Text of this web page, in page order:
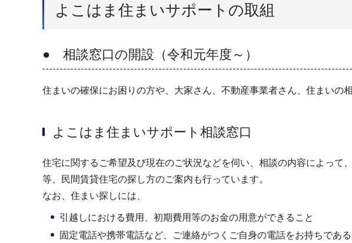
よこはま住まいサポートの取組
● 相談窓⼝の開設（令和元年度～）
住まいの確保にお困りの方や、大家さん、不動産事業者さん、住まいの
よこはま住まいサポート相談窓口
住宅に関するご希望及び現在のご状況などを伺い、相談の内容によっ
等、民間賃貸住宅の探し方のご案内も行っています。
なお、住まい探しには、
引越しにおける費用、初期費用等のお金の用意ができること
固定電話や携帯電話など、ご連絡がつくご自身の電話をお持ちである